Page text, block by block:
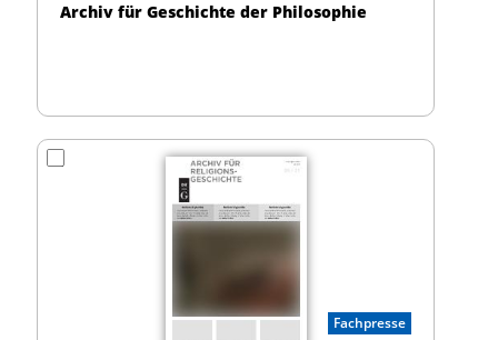
Archiv für Geschichte der Philosophie
Fachpresse